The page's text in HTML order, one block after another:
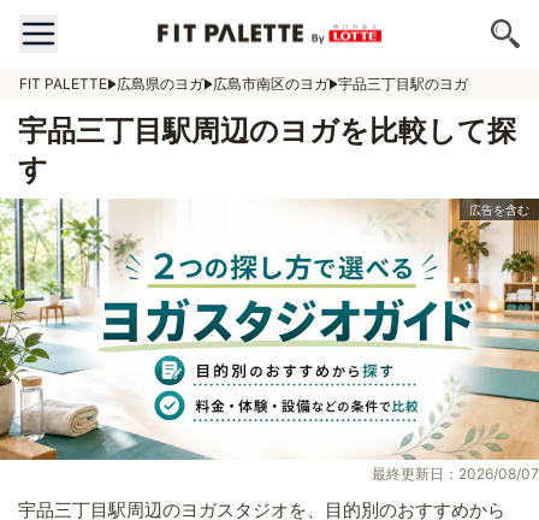
FIT PALETTE 広島県のヨガ 広島市南区のヨガ 宇品三丁目駅のヨガ
宇品三丁目駅周辺のヨガを比較して探
す
最終更新日：2026/08/07
宇品三丁目駅周辺のヨガスタジオを、目的別のおすすめから